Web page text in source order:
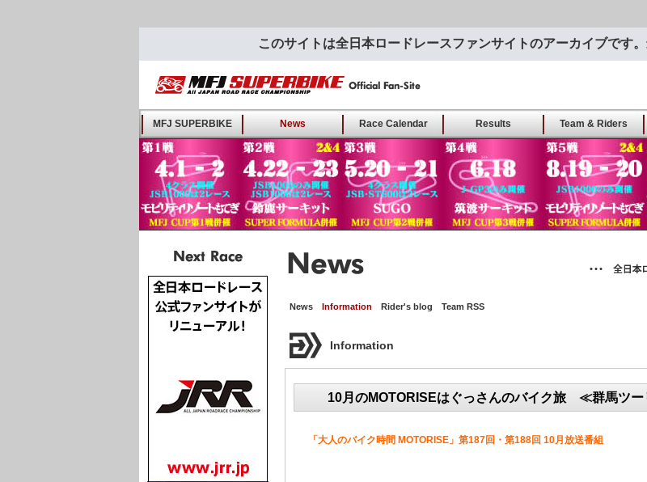
このサイトは全日本ロードレースファンサイトのアーカイブです
MFJ SUPERBIKE ALL
JAPAN ROAD RACE
CHAMPIONSHIP - Offical
Fan-Site
MFJ SUPERBIKE News Race Calendar Results Team & Riders
Next Race
News Information Rider's blog Team RSS
Information
10月のMOTORISEはぐっさんのバイク旅 ≪群馬ツ
「大人のバイク時間 MOTORISE」第187回・第188回 10月放送番組